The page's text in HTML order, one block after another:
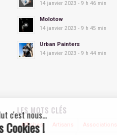
14 janvier 2023 - 9 h 46 min
Molotow
14 janvier 2023 - 9 h 45 min
Urban Painters
14 janvier 2023 - 9 h 44 min
LES MOTS CLÉS
Affiches Artisans Associations